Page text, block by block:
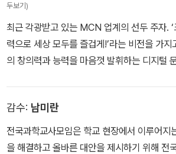
두보기)
최근 각광받고 있는 MCN 업계의 선두 주자.
력으로 세상 모두를 즐겁게!’라는 비전을 가
의 창의력과 능력을 마음껏 발휘하는 디지털
감수: 남미란
전국과학교사모임은 학교 현장에서 이루어지
을 해결하고 올바른 대안을 제시하기 위해 전